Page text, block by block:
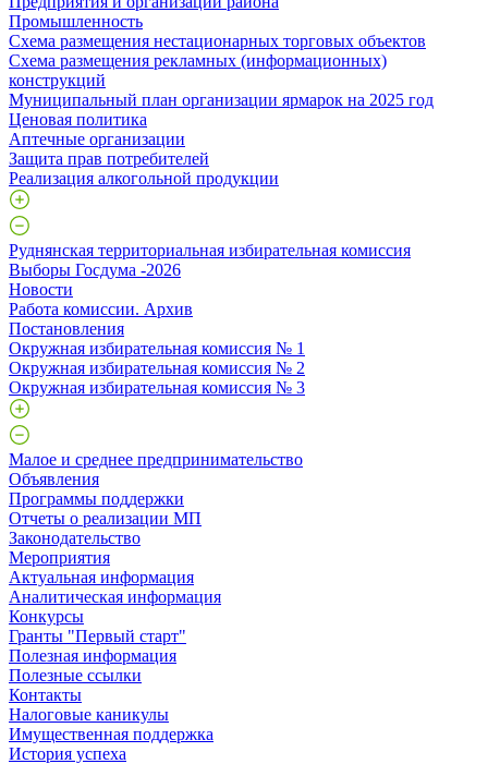
Промышленность
Схема размещения нестационарных торговых объектов
Схема размещения рекламных (информационных)
конструкций
Муниципальный план организации ярмарок на 2025 год
Ценовая политика
Аптечные организации
Защита прав потребителей
Реализация алкогольной продукции
Руднянская территориальная избирательная комиссия
Выборы Госдума -2026
Новости
Работа комиссии. Архив
Постановления
Окружная избирательная комиссия № 1
Окружная избирательная комиссия № 2
Окружная избирательная комиссия № 3
Малое и среднее предпринимательство
Объявления
Программы поддержки
Отчеты о реализации МП
Законодательство
Мероприятия
Актуальная информация
Аналитическая информация
Конкурсы
Гранты "Первый старт"
Полезная информация
Полезные ссылки
Контакты
Налоговые каникулы
Имущественная поддержка
История успеха